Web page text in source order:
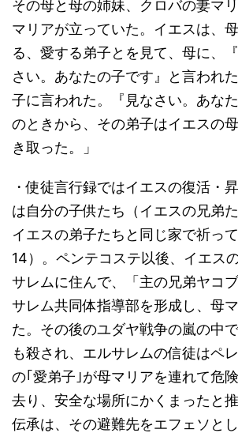
その母と母の姉妹、クロバの妻マ
マリアが立っていた。イエスは、
る、愛する弟子とを見て、母に、
さい。あなたの子です』と言われ
子に言われた。『見なさい。あな
のときから、その弟子はイエスの
き取った。」
・使徒言行録ではイエスの復活・
は自分の子供たち（イエスの兄弟
イエスの弟子たちと同じ家で祈っ
14）。ペンテコステ以後、イエス
サレムに住んで、「主の兄弟ヤコ
サレム共同体指導部を形成し、母
た。その後のユダヤ戦争の嵐の中
も殺され、エルサレムの信徒はペ
の｢愛弟子｣が母マリアを連れて危
去り、安全な場所にかくまったと
伝承は、その避難先をエフェソと